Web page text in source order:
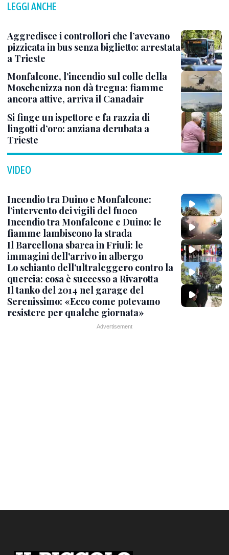
LEGGI ANCHE
Aggredisce i controllori che l’avevano
pizzicata in bus senza biglietto: arrestata
a Trieste
Monfalcone, l’incendio sul colle della
Moschenizza non dà tregua: fiamme
ancora attive, arriva il Canadair
Si finge un ispettore e fa razzia di
lingotti d’oro: anziana derubata a
Trieste
VIDEO
Incendio tra Duino e Monfalcone:
l’intervento dei vigili del fuoco
Incendio tra Monfalcone e Duino: le
fiamme lambiscono la strada
Il Barcellona sbarca in Friuli: le
immagini dell'arrivo in albergo
Lo schianto dell’ultraleggero contro la
quercia: cosa è successo a Rivarotta
Il tanko del 2014 nel garage del
Serenissimo: «Ecco come potevamo
resistere per qualche giornata»